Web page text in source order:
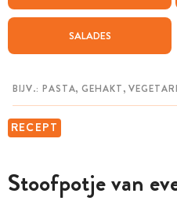
SALADES
RECEPT
Stoofpotje van
WEEKMENU
CHAT MET MAIA
MIJN BEWAARDE RECEPTEN